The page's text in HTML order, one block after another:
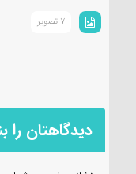
7 تصویر
دیدگاهتان را